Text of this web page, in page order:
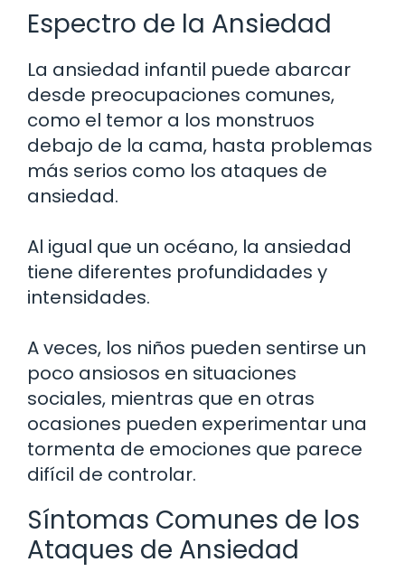
Espectro de la Ansiedad
La ansiedad infantil puede abarcar
desde preocupaciones comunes,
como el temor a los monstruos
debajo de la cama, hasta problemas
más serios como los ataques de
ansiedad.
Al igual que un océano, la ansiedad
tiene diferentes profundidades y
intensidades.
A veces, los niños pueden sentirse un
poco ansiosos en situaciones
sociales, mientras que en otras
ocasiones pueden experimentar una
tormenta de emociones que parece
difícil de controlar.
Síntomas Comunes de los
Ataques de Ansiedad